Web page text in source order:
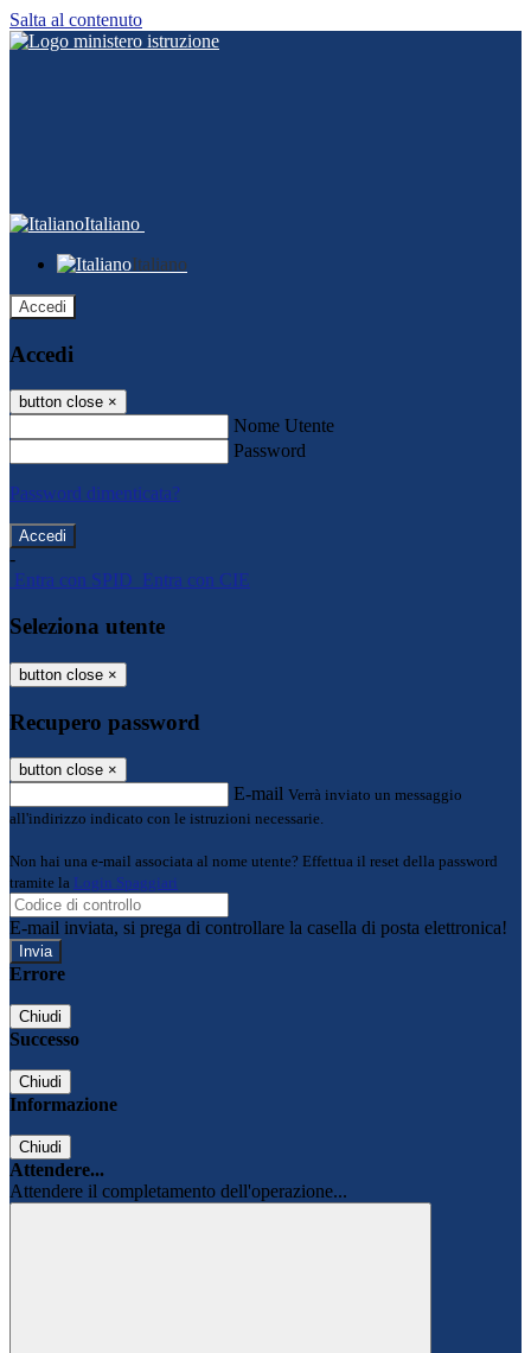
Salta al contenuto
Italiano
Italiano
Accedi
Accedi
button close ×
Nome Utente
Password
Password dimenticata?
-
Entra con SPID Entra con CIE
Seleziona utente
button close ×
Recupero password
button close ×
E-mail Verrà inviato un messaggio
all'indirizzo indicato con le istruzioni necessarie.
Non hai una e-mail associata al nome utente? Effettua il reset della password
tramite la Login Spaggiari
E-mail inviata, si prega di controllare la casella di posta elettronica!
Errore
Chiudi
Successo
Chiudi
Informazione
Chiudi
Attendere...
Attendere il completamento dell'operazione...